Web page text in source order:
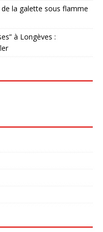
la galette sous flamme
à Longèves :